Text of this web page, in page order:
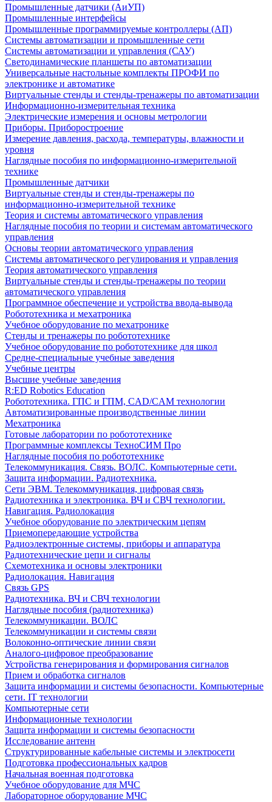
Промышленные датчики (АиУП)
Промышленные интерфейсы
Промышленные программируемые контроллеры (АП)
Системы автоматизации и промышленные сети
Системы автоматизации и управления (САУ)
Светодинамические планшеты по автоматизации
Универсальные настольные комплекты ПРОФИ по
электронике и автоматике
Виртуальные стенды и стенды-тренажеры по автоматизации
Информационно-измерительная техника
Электрические измерения и основы метрологии
Приборы. Приборостроение
Измерение давления, расхода, температуры, влажности и
уровня
Наглядные пособия по информационно-измерительной
технике
Промышленные датчики
Виртуальные стенды и стенды-тренажеры по
информационно-измерительной технике
Теория и системы автоматического управления
Наглядные пособия по теории и системам автоматического
управления
Основы теории автоматического управления
Системы автоматического регулирования и управления
Теория автоматического управления
Виртуальные стенды и стенды-тренажеры по теории
автоматического управления
Программное обеспечение и устройства ввода-вывода
Робототехника и мехатроника
Учебное оборудование по мехатронике
Стенды и тренажеры по робототехнике
Учебное оборудование по робототехнике для школ
Средне-специальные учебные заведения
Учебные центры
Высшие учебные заведения
R:ED Robotics Education
Робототехника. ГПС и ГПМ, CAD/CAM технологии
Автоматизированные производственные линии
Мехатроника
Готовые лаборатории по робототехнике
Программные комплексы ТехноСИМ Про
Наглядные пособия по робототехнике
Телекоммуникация. Связь. ВОЛС. Компьютерные сети.
Защита информации. Радиотехника.
Сети ЭВМ. Телекоммуникация, цифровая связь
Радиотехника и электроника. ВЧ и СВЧ технологии.
Навигация. Радиолокация
Учебное оборудование по электрическим цепям
Приемопередающие устройства
Радиоэлектронные системы, приборы и аппаратура
Радиотехнические цепи и сигналы
Схемотехника и основы электроники
Радиолокация. Навигация
Связь GPS
Радиотехника. ВЧ и СВЧ технологии
Наглядные пособия (радиотехника)
Телекоммуникации. ВОЛС
Телекоммуникации и системы связи
Волоконно-оптические линии связи
Аналого-цифровое преобразование
Устройства генерирования и формирования сигналов
Прием и обработка сигналов
Защита информации и системы безопасности. Компьютерные
сети. IT технологии
Компьютерные сети
Информационные технологии
Защита информации и системы безопасности
Исследование антенн
Структурированные кабельные системы и электросети
Подготовка профессиональных кадров
Начальная военная подготовка
Учебное оборудование для МЧС
Лабораторное оборудование МЧС